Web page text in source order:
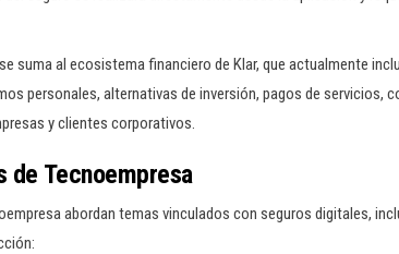
suma al ecosistema financiero de Klar, que actualmente
personales, alternativas de inversión, pagos de servicios,
y clientes corporativos.
Tecnoempresa
abordan temas vinculados con seguros digitales,